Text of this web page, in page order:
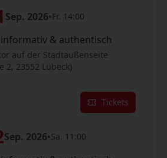
Sep. 2026•Fr. 14:00
& authentisch
auf der Stadtaußenseite
2, 23552 Lübeck)
Tickets
Sep. 2026•Sa. 11:00